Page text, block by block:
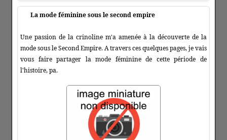
La mode féminine sous le second empire
Une passion de la crinoline m'a amenée à la découverte de la
mode sous le Second Empire. A travers ces quelques pages, je vais
vous faire partager la mode féminine de cette période de
l'histoire, pa.